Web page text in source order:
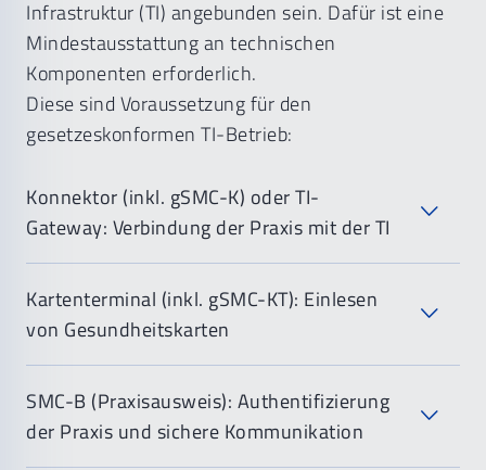
Infrastruktur (TI) angebunden sein. Dafür ist eine
Mindestausstattung an technischen
Komponenten erforderlich.
Diese sind Voraussetzung für den
gesetzeskonformen TI-Betrieb:
Konnektor (inkl. gSMC-K) oder TI-
Gateway: Verbindung der Praxis mit der TI
Kartenterminal (inkl. gSMC-KT): Einlesen
von Gesundheitskarten
SMC-B (Praxisausweis): Authentifizierung
der Praxis und sichere Kommunikation